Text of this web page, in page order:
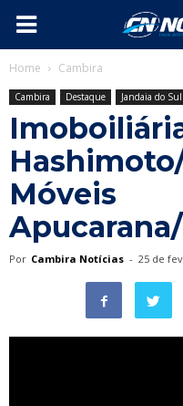
Home Cambira
Cambira Destaque Jandaia do Sul
Móveis
Por Cambira Notícias - 25 de